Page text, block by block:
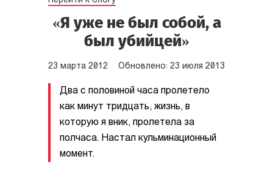
«Я уже не был собой, а
был убийцей»
23 марта 2012 Обновлено: 23 июля 2013
Два с половиной часа пролетело
как минут тридцать, жизнь, в
которую я вник, пролетела за
полчаса. Настал кульминационный
момент.